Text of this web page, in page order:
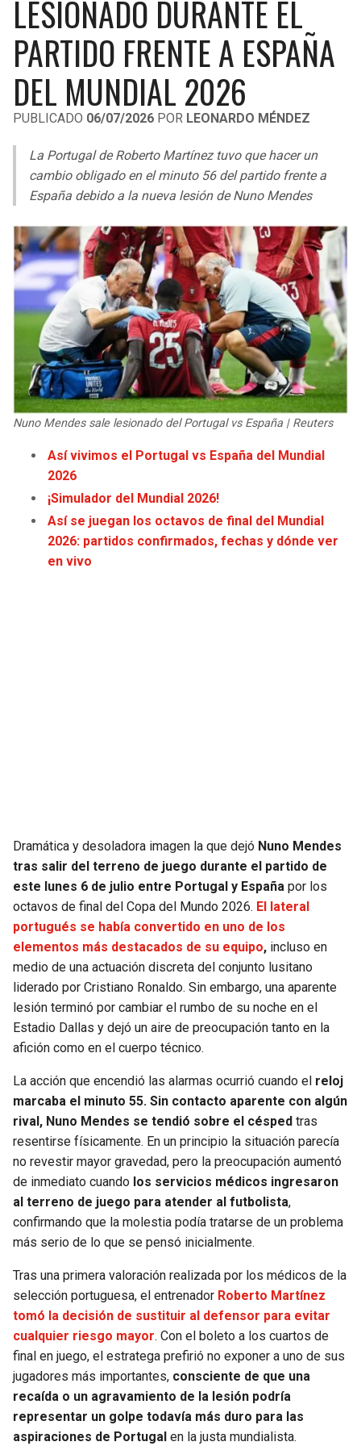
LIGA DE EXPANSIÓN MX
LEAGUES CUP
UEFA EUROPA LEAGUE
UEFA CONFERENCE LEAGUE
MLS
COPA LIBERTADORES
COPA SUDAMERICANA
LIGA BETPLAY
OTRAS LIGAS
RAIDERS
CHARGERS
RAVENS
BENGALS
STEELERS
TEXANS
COLTS
JAGUARS
TITANS
COWBOYS
GIANTS
EAGLES
PACKERS
VIKINGS
FALCONS
PANTHERS
SAINTS
BUCCANEERS
CAVALIERS
PISTONS
PACERS
HORNETS
HEAT
MAGIC
WIZARDS
WARRIORS
CLIPPERS
LAKERS
SUNS
TIMBERWOLVES
THUNDER
TRAIL BLAZERS
JAZZ
LESIONADO DURANTE EL
PARTIDO FRENTE A ESPAÑA
DEL MUNDIAL 2026
PUBLICADO 06/07/2026 POR LEONARDO MÉNDEZ
La Portugal de Roberto Martínez tuvo que hacer un
cambio obligado en el minuto 56 del partido frente a
España debido a la nueva lesión de Nuno Mendes
Nuno Mendes sale lesionado del Portugal vs España | Reuters
Así vivimos el Portugal vs España del Mundial
2026
¡Simulador del Mundial 2026!
Así se juegan los octavos de final del Mundial
2026: partidos confirmados, fechas y dónde ver
en vivo
Dramática y desoladora imagen la que dejó Nuno Mendes
tras salir del terreno de juego durante el partido de
este lunes 6 de julio entre Portugal y España por los
octavos de final del Copa del Mundo 2026. El lateral
portugués se había convertido en uno de los
elementos más destacados de su equipo, incluso en
medio de una actuación discreta del conjunto lusitano
liderado por Cristiano Ronaldo. Sin embargo, una aparente
lesión terminó por cambiar el rumbo de su noche en el
Estadio Dallas y dejó un aire de preocupación tanto en la
afición como en el cuerpo técnico.
La acción que encendió las alarmas ocurrió cuando el reloj
marcaba el minuto 55. Sin contacto aparente con algún
rival, Nuno Mendes se tendió sobre el césped tras
resentirse físicamente. En un principio la situación parecía
no revestir mayor gravedad, pero la preocupación aumentó
de inmediato cuando los servicios médicos ingresaron
al terreno de juego para atender al futbolista,
confirmando que la molestia podía tratarse de un problema
más serio de lo que se pensó inicialmente.
Tras una primera valoración realizada por los médicos de la
selección portuguesa, el entrenador Roberto Martínez
tomó la decisión de sustituir al defensor para evitar
cualquier riesgo mayor. Con el boleto a los cuartos de
final en juego, el estratega prefirió no exponer a uno de sus
jugadores más importantes, consciente de que una
recaída o un agravamiento de la lesión podría
representar un golpe todavía más duro para las
aspiraciones de Portugal en la justa mundialista.